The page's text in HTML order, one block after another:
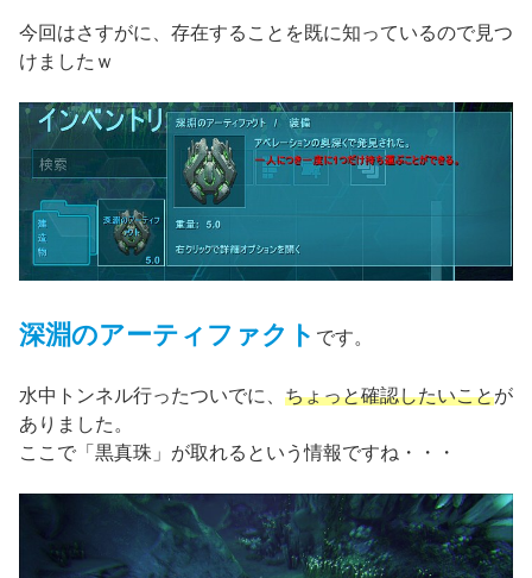
今回はさすがに、存在することを既に知っているので見つ
けましたｗ
深淵のアーティファクト です。
水中トンネル行ったついでに、 ちょっと確認したいことが
ありました。
ここで「黒真珠」が取れるという情報ですね・・・